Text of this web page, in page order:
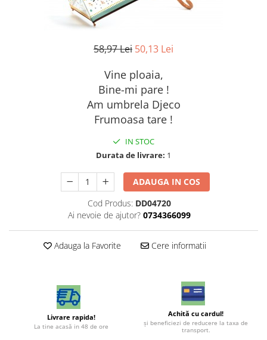
58,97 Lei 50,13 Lei
Vine ploaia,
Bine-mi pare !
Am umbrela Djeco
Frumoasa tare !
IN STOC
Durata de livrare: 1
ADAUGA IN COS
Cod Produs: DD04720
Ai nevoie de ajutor? 0734366099
Adauga la Favorite Cere informatii
Livrare rapida!
La tine acasă in 48 de ore
Achită cu cardul!
şi beneficiezi de reducere la taxa de
transport.